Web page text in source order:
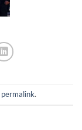
permalink.